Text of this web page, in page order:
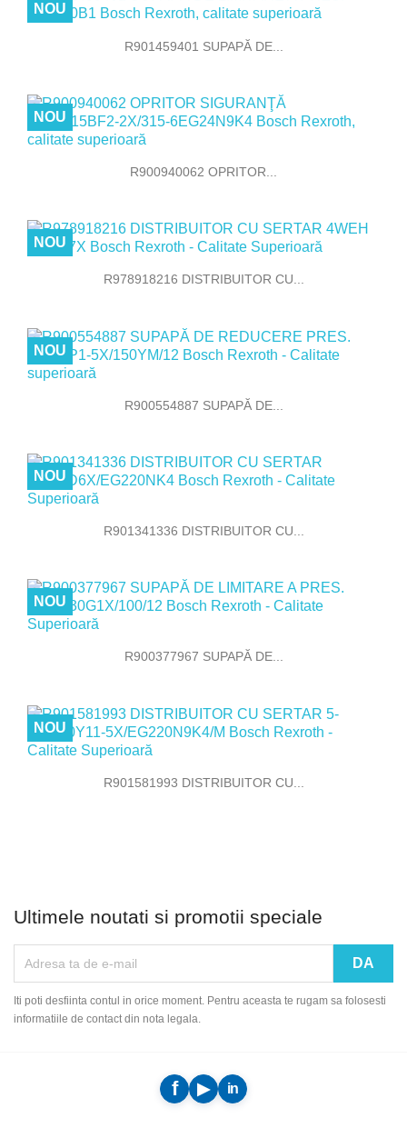
R901459401 SUPAPĂ DE...
NOU
R900940062 OPRITOR...
NOU
R978918216 DISTRIBUITOR CU...
NOU
R900554887 SUPAPĂ DE...
NOU
R901341336 DISTRIBUITOR CU...
NOU
R900377967 SUPAPĂ DE...
NOU
R901581993 DISTRIBUITOR CU...
NOU
Ultimele noutati si promotii speciale
Iti poti desfiinta contul in orice moment. Pentru aceasta te rugam sa folosesti
informatiile de contact din nota legala.